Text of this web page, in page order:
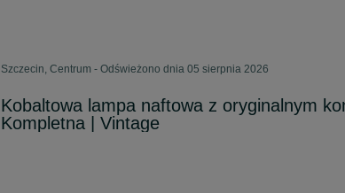
Szczecin, Centrum - Odświeżono dnia 05 sierpnia 2026
Kobaltowa lampa naftowa z oryginalnym
Kompletna | Vintage